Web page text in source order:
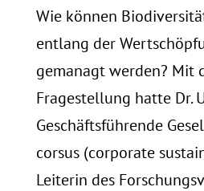
Wie können
entlang der
gemanagt werden? Mit
Fragestellung hatte Dr.
Geschäftsführende
corsus (corporate
Leiterin des